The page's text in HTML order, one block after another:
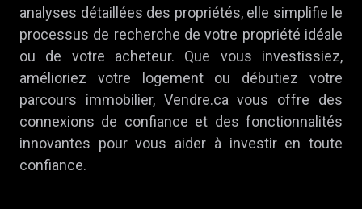
analyses détaillées des propriétés, elle simplifie le
processus de recherche de votre propriété idéale
ou de votre acheteur. Que vous investissiez,
amélioriez votre logement ou débutiez votre
parcours immobilier, Vendre.ca vous offre des
connexions de confiance et des fonctionnalités
innovantes pour vous aider à investir en toute
confiance.